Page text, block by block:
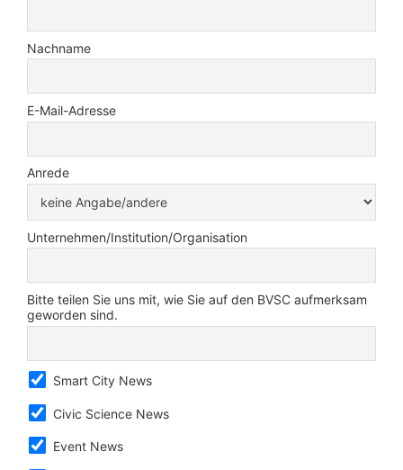
Nachname
E-Mail-Adresse
Anrede
Unternehmen/Institution/Organisation
Bitte teilen Sie uns mit, wie Sie auf den BVSC aufmerksam
geworden sind.
Smart City News
Civic Science News
Event News